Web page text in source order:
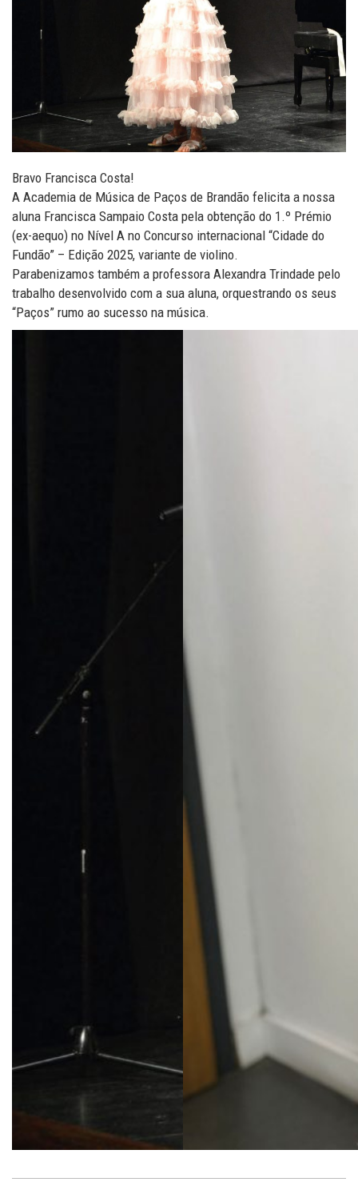
Bravo Francisca Costa!
A Academia de Música de Paços de Brandão felicita a nossa
aluna Francisca Sampaio Costa pela obtenção do 1.º Prémio
(ex-aequo) no Nível A no Concurso internacional “Cidade do
Fundão” – Edição 2025, variante de violino.
Parabenizamos também a professora Alexandra Trindade pelo
trabalho desenvolvido com a sua aluna, orquestrando os seus
“Paços” rumo ao sucesso na música.